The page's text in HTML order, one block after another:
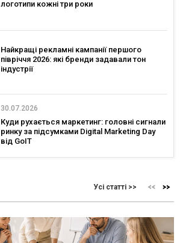
логотипи кожні три роки
Найкращі рекламні кампанії першого
півріччя 2026: які бренди задавали тон
індустрії
30.07.2026
Куди рухається маркетинг: головні сигнали
ринку за підсумками Digital Marketing Day
від GoIT
Усі статті >>